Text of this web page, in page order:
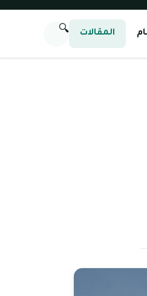
المقالات 🔍